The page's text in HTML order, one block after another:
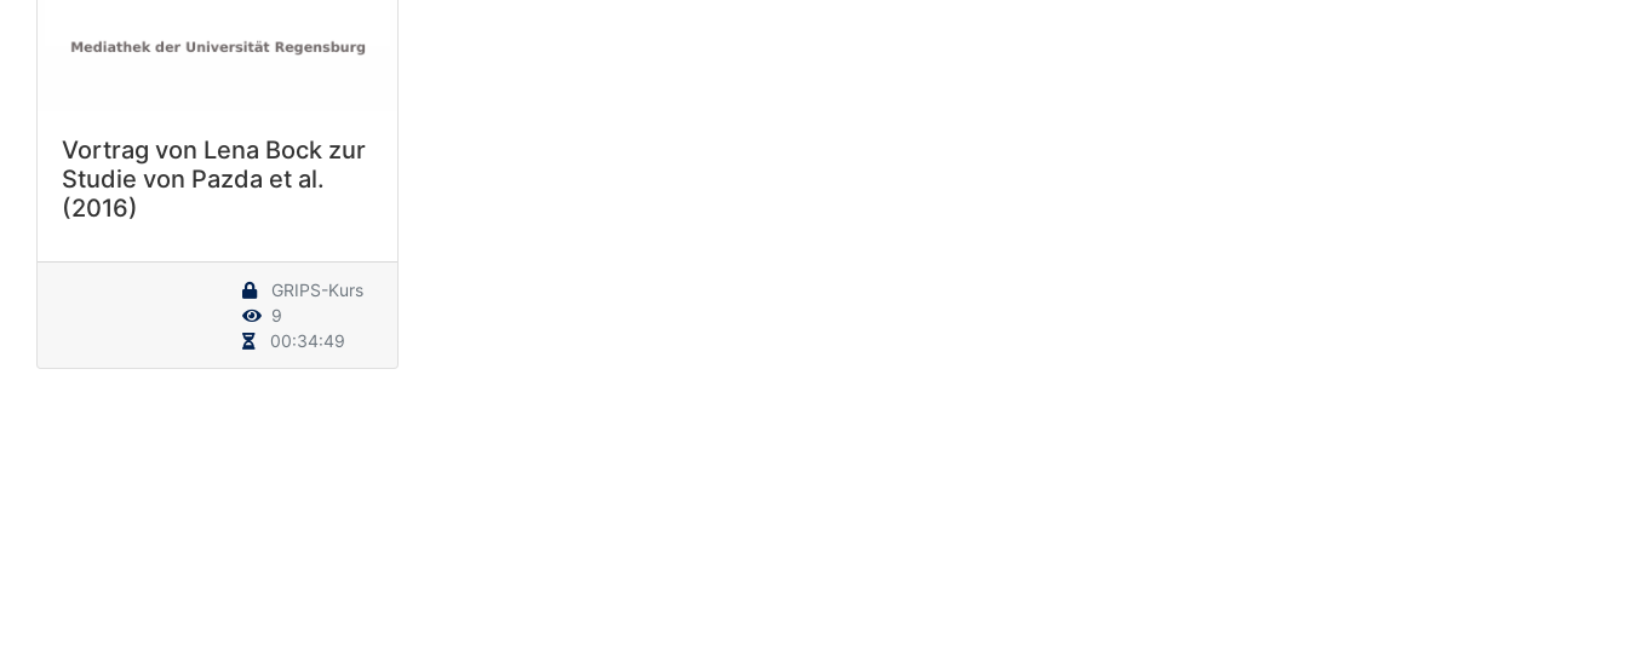
Vortrag von Lena Bock zur
Studie von Pazda et al.
(2016)
GRIPS-Kurs
9
00:34:49